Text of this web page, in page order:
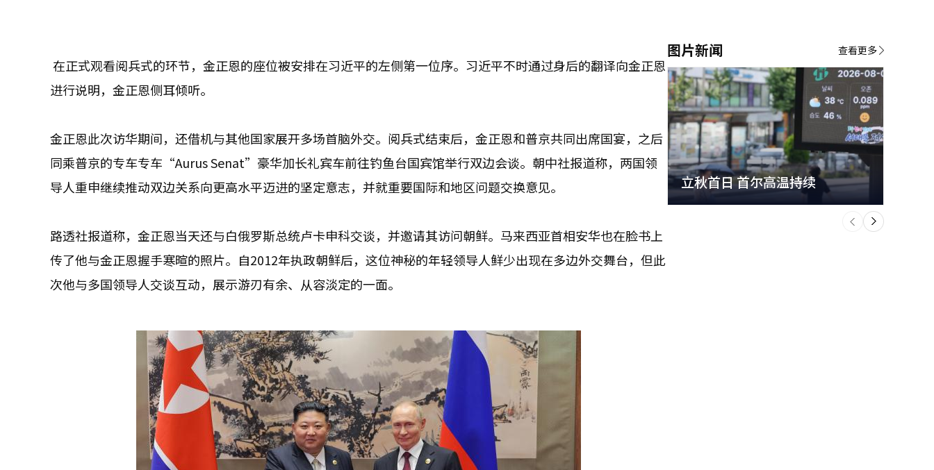
在正式观看阅兵式的环节，金正恩的座位被安排在习近平的左侧第一位序。习近平不时通过身后的翻译向金正恩
进行说明，金正恩侧耳倾听。
金正恩此次访华期间，还借机与其他国家展开多场首脑外交。阅兵式结束后，金正恩和普京共同出席国宴，之后
同乘普京的专车专车“Aurus Senat”豪华加长礼宾车前往钓鱼台国宾馆举行双边会谈。朝中社报道称，两国领
导人重申继续推动双边关系向更高水平迈进的坚定意志，并就重要国际和地区问题交换意见。
路透社报道称，金正恩当天还与白俄罗斯总统卢卡申科交谈，并邀请其访问朝鲜。马来西亚首相安华也在脸书上
传了他与金正恩握手寒暄的照片。自2012年执政朝鲜后，这位神秘的年轻领导人鲜少出现在多边外交舞台，但此
次他与多国领导人交谈互动，展示游刃有余、从容淡定的一面。
图片新闻
立秋首日 首尔高温持续
下
一
个
查看更多